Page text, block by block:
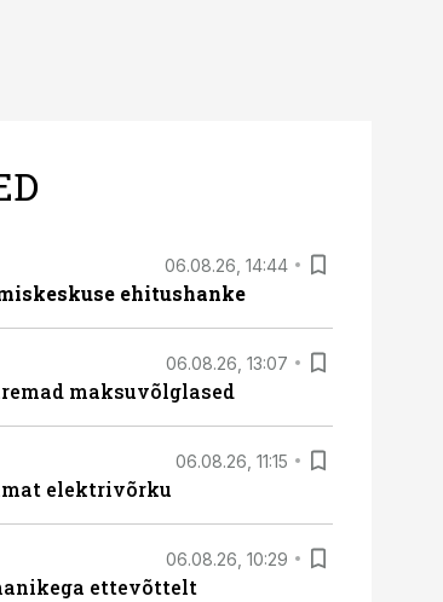
06.08.26, 14:44
ehitushanke
06.08.26, 13:07
maksuvõlglased
06.08.26, 11:15
elektrivõrku
06.08.26, 10:29
ettevõttelt